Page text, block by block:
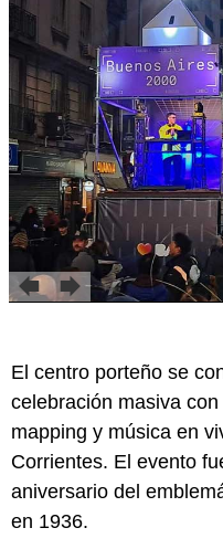
El centro porteño se
celebración masiva
mapping y música en
Corrientes. El evento
aniversario del
en 1936.